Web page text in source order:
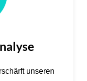
unseren